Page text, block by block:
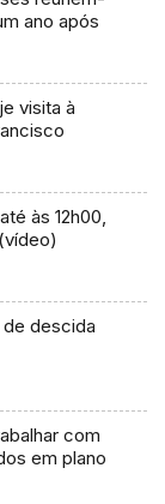
ano após
visita à
às 12h00,
descida
com
em plano